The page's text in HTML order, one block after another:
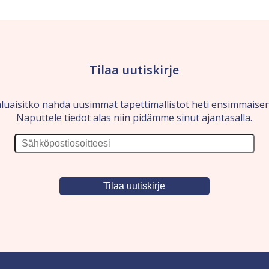
Tilaa uutiskirje
nähdä uusimmat tapettimallistot heti
Naputtele tiedot alas niin pidämme sinut ajantasalla.